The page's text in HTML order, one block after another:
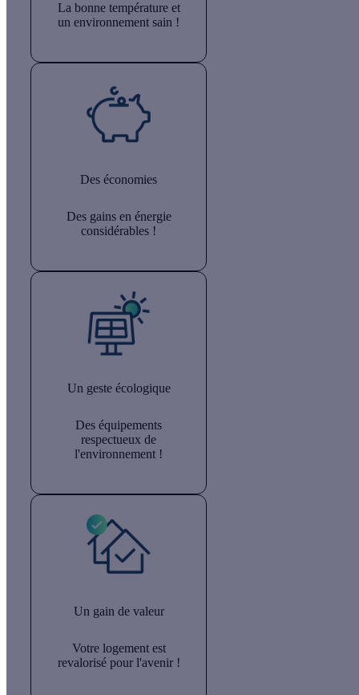
La bonne température et
un environnement sain !
Des économies
Des gains en énergie
considérables !
Un geste écologique
Des équipements
respectueux de
l'environnement !
Un gain de valeur
Votre logement est
revalorisé pour l'avenir !